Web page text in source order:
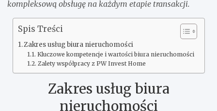
kompleksową obsługę na każdym etapie transakcji.
Spis Treści
Zakres usług biura nieruchomości
Kluczowe kompetencje i wartości biura nieruchomości
Zalety współpracy z PW Invest Home
Zakres usług biura
nieruchomości